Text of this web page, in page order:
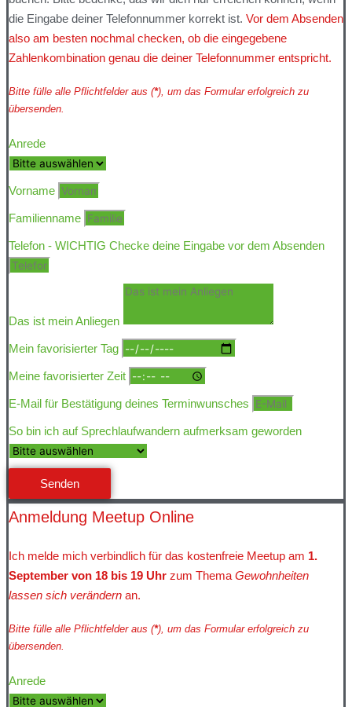
die Eingabe deiner Telefonnummer korrekt ist. Vor dem Absenden
also am besten nochmal checken, ob die eingegebene
Zahlenkombination genau die deiner Telefonnummer entspricht.
Bitte fülle alle Pflichtfelder aus (*), um das Formular erfolgreich zu
übersenden.
Anrede
Vorname
Familienname
Telefon - WICHTIG Checke deine Eingabe vor dem Absenden
Das ist mein Anliegen
Mein favorisierter Tag
Meine favorisierter Zeit
E-Mail für Bestätigung deines Terminwunsches
So bin ich auf Sprechlaufwandern aufmerksam geworden
Senden
Anmeldung Meetup Online
Ich melde mich verbindlich für das kostenfreie Meetup am 1.
September von 18 bis 19 Uhr zum Thema Gewohnheiten
lassen sich verändern an.
Bitte fülle alle Pflichtfelder aus (*), um das Formular erfolgreich zu
übersenden.
Anrede